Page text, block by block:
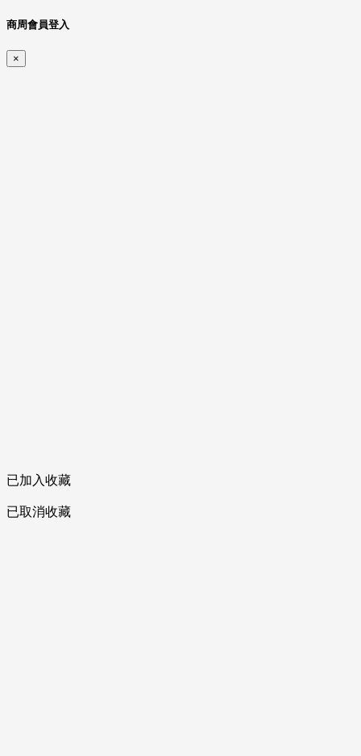
商周會員登入
×
已加入收藏
已取消收藏